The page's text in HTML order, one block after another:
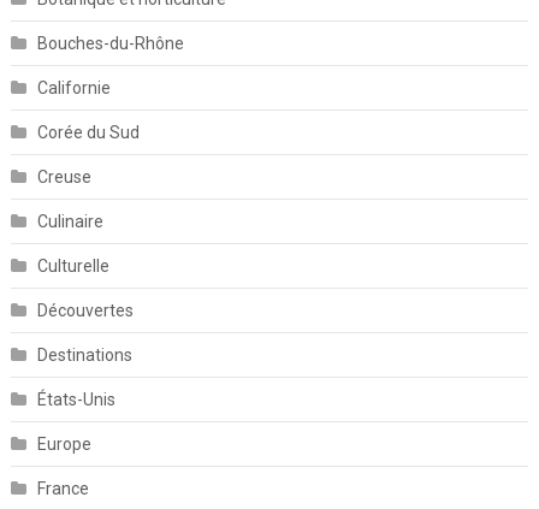
Bouches-du-Rhône
Californie
Corée du Sud
Creuse
Culinaire
Culturelle
Découvertes
Destinations
États-Unis
Europe
France